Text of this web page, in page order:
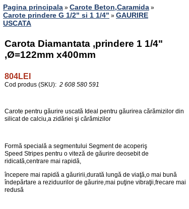
Pagina principala » Carote Beton,Caramida »
Carote prindere G 1/2" si 1 1/4" » GAURIRE
USCATA
Carota Diamantata ,prindere 1 1/4"
,Ø=122mm x400mm
804LEI
Cod produs (SKU): 2 608 580 591
Carote pentru găurire uscată Ideal pentru găurirea cărămizilor din
silicat de calciu,a zidăriei şi cărămizilor
Formă specială a segmentului Segment de acoperiş
Speed Stripes pentru o viteză de găurire deosebit de
ridicată,centrare mai rapidă,
începere mai rapidă a găuririi,durată lungă de viaţă,o mai bună
îndepărtare a reziduurilor de găurire,mai puţine vibraţii,frecare mai
redusă